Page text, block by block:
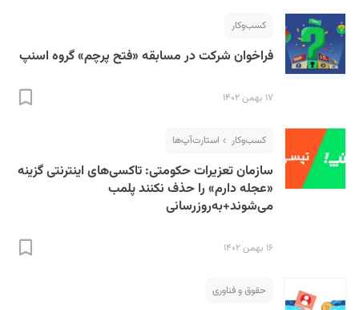
کسب‌و‌کار
فراخوان شرکت در مسابقه «فتح پرچم» گروه اسنپ
۱۷ بهمن ۱۴۰۲
کسب‌و‌کار استارت‌آپ‌ها
سازمان تعزیرات حکومتی: تاکسی‌های اینترنتی گزینه
«عجله دارم» را حذف نکنند پلمب
می‌شوند+به‌روزرسانی
۱۶ بهمن ۱۴۰۲
حقوق و فناوری